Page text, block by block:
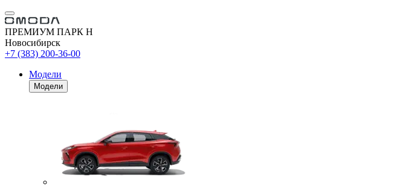
ПРЕМИУМ ПАРК Н
Новосибирск
+7 (383) 200-36-00
Модели
Модели